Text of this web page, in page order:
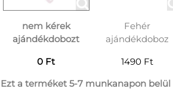
nem kérek
ajándékdobozt
0 Ft
Fehér
ajándékdoboz
1490 Ft
Ezt a terméket 5-7 munkanapon